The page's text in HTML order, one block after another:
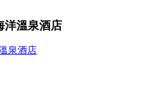
洋溫泉酒店
泉酒店